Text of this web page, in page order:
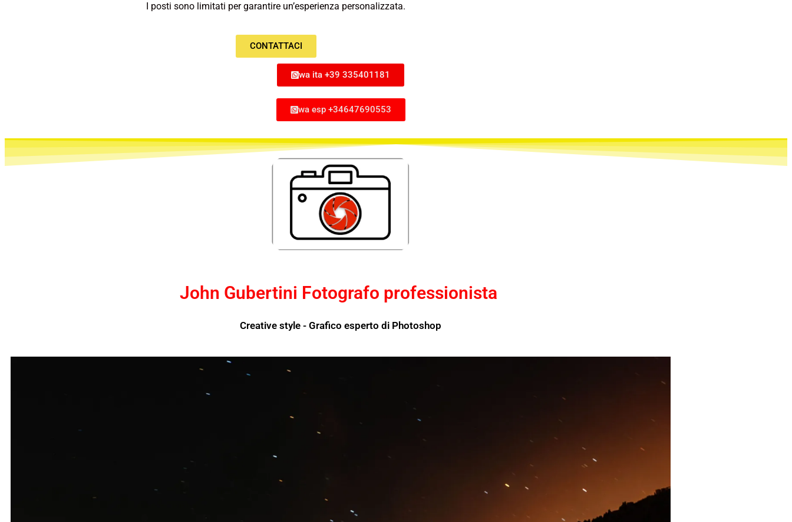
I posti sono limitati per garantire un’esperienza personalizzata.
CONTATTACI
wa ita +39 335401181
wa esp +34647690553
John Gubertini Fotografo professionista
Creative style - Grafico esperto di Photoshop